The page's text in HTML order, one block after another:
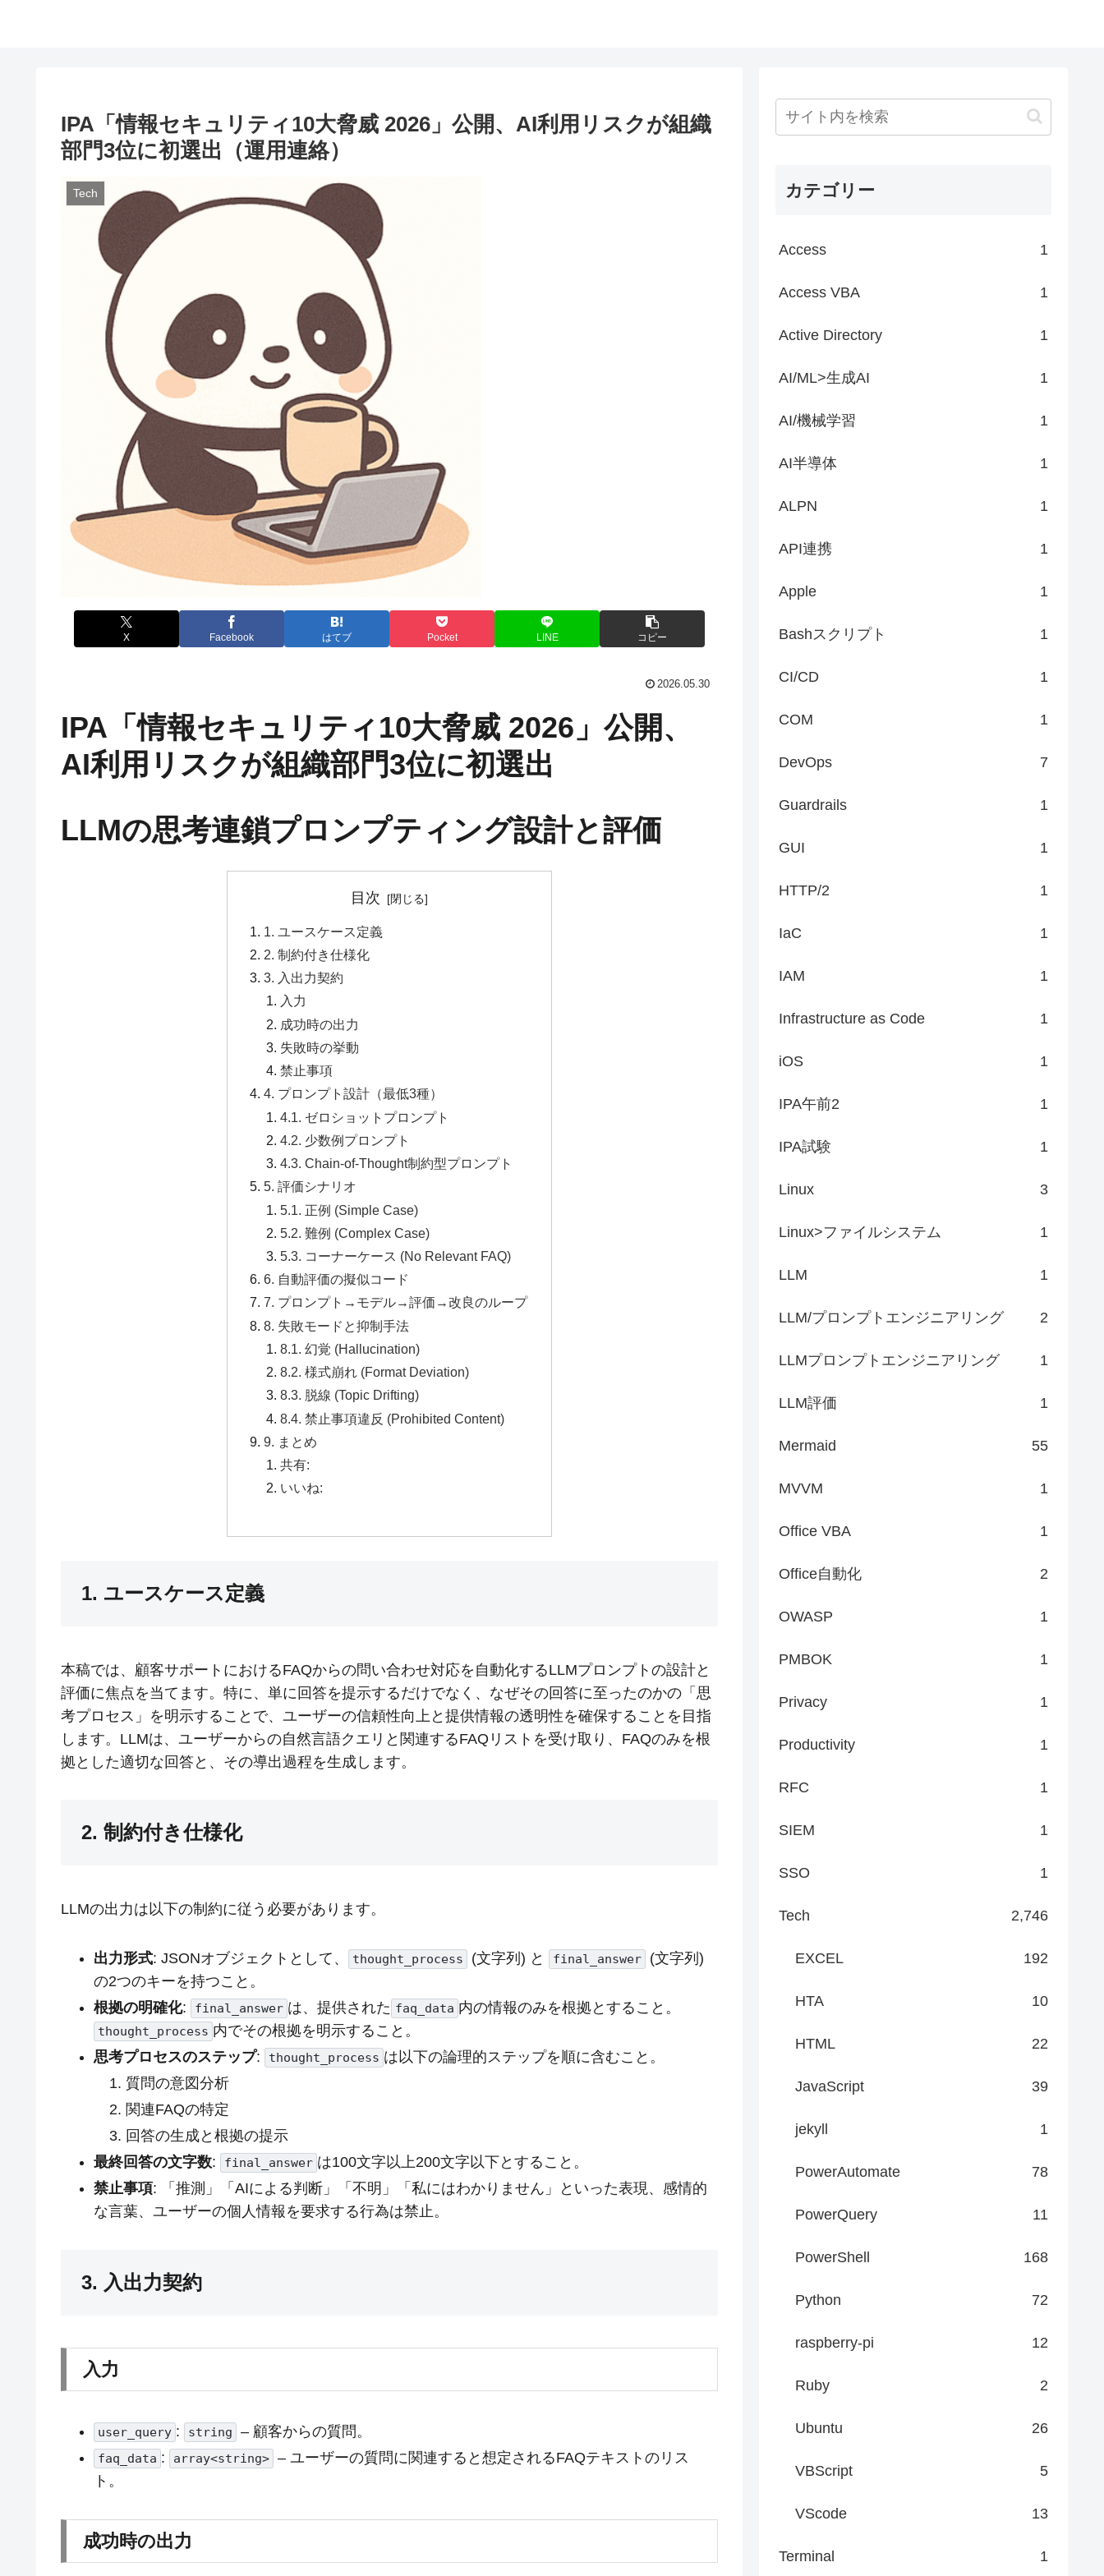
IPA「情報セキュリティ10大脅威 2026」公開、AI利用リスクが組織
部門3位に初選出（運用連絡）
Tech
X Facebook はてブ Pocket LINE コピー
2026.05.30
IPA「情報セキュリティ10大脅威 2026」公開、
AI利用リスクが組織部門3位に初選出
LLMの思考連鎖プロンプティング設計と評価
目次
1. ユースケース定義
2. 制約付き仕様化
3. 入出力契約
入力
成功時の出力
失敗時の挙動
禁止事項
4. プロンプト設計（最低3種）
4.1. ゼロショットプロンプト
4.2. 少数例プロンプト
4.3. Chain-of-Thought制約型プロンプト
5. 評価シナリオ
5.1. 正例 (Simple Case)
5.2. 難例 (Complex Case)
5.3. コーナーケース (No Relevant FAQ)
6. 自動評価の擬似コード
7. プロンプト→モデル→評価→改良のループ
8. 失敗モードと抑制手法
8.1. 幻覚 (Hallucination)
8.2. 様式崩れ (Format Deviation)
8.3. 脱線 (Topic Drifting)
8.4. 禁止事項違反 (Prohibited Content)
9. まとめ
共有:
いいね:
1. ユースケース定義
本稿では、顧客サポートにおけるFAQからの問い合わせ対応を自動化するLLMプロンプトの設計と
評価に焦点を当てます。特に、単に回答を提示するだけでなく、なぜその回答に至ったのかの「思
考プロセス」を明示することで、ユーザーの信頼性向上と提供情報の透明性を確保することを目指
します。LLMは、ユーザーからの自然言語クエリと関連するFAQリストを受け取り、FAQのみを根
拠とした適切な回答と、その導出過程を生成します。
2. 制約付き仕様化
LLMの出力は以下の制約に従う必要があります。
出力形式: JSONオブジェクトとして、 thought_process (文字列) と final_answer
(文字列)
の2つのキーを持つこと。
根拠の明確化: final_answer は、提供された faq_data 内の情報のみを根拠とすること。
thought_process 内でその根拠を明示すること。
思考プロセスのステップ: thought_process は以下の論理的ステップを順に含むこと。
質問の意図分析
関連FAQの特定
回答の生成と根拠の提示
最終回答の文字数: final_answer は100文字以上200文字以下とすること。
禁止事項: 「推測」「AIによる判断」「不明」「私にはわかりません」といった表現、感情的
な言葉、ユーザーの個人情報を要求する行為は禁止。
3. 入出力契約
入力
user_query : string – 顧客からの質問。
faq_data : array<string> – ユーザーの質問に関連すると想定されるFAQテキストのリス
ト。
成功時の出力
カテゴリー
Access 1
Access VBA 1
Active Directory 1
AI/ML>生成AI 1
AI/機械学習 1
AI半導体 1
ALPN 1
API連携 1
Apple 1
Bashスクリプト 1
CI/CD 1
COM 1
DevOps 7
Guardrails 1
GUI 1
HTTP/2 1
IaC 1
IAM 1
Infrastructure as Code 1
iOS 1
IPA午前2 1
IPA試験 1
Linux 3
Linux>ファイルシステム 1
LLM 1
LLM/プロンプトエンジニアリング 2
LLMプロンプトエンジニアリング 1
LLM評価 1
Mermaid 55
MVVM 1
Office VBA 1
Office自動化 2
OWASP 1
PMBOK 1
Privacy 1
Productivity 1
RFC 1
SIEM 1
SSO 1
Tech 2,746
EXCEL 192
HTA 10
HTML 22
JavaScript 39
jekyll 1
PowerAutomate 78
PowerQuery 11
PowerShell 168
Python 72
raspberry-pi 12
Ruby 2
Ubuntu 26
VBScript 5
VScode 13
Terminal 1